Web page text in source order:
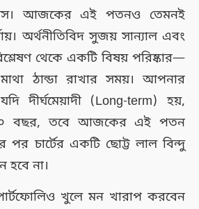
আজকের এই পতনও তেমনই
অর্থনীতিবিদ সুজয় সান্যাল এবং
থেকে একটি বিষয় পরিষ্কার—
ঠান্ডা রাখার সময়। আপনার
দীর্ঘমেয়াদী (Long-term) হয়,
বছর, তবে আজকের এই পতন
চার্টের একটি ছোট্ট লাল বিন্দু
না।
খুলে মন খারাপ করবেন